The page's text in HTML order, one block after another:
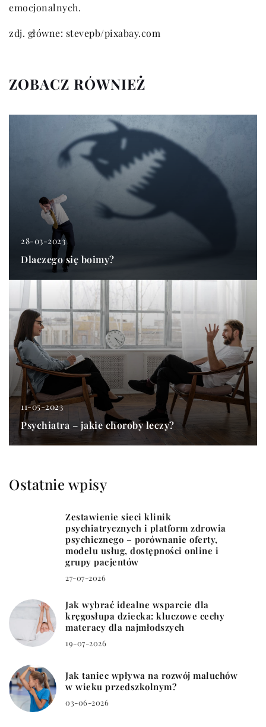
emocjonalnych.
zdj. główne: stevepb/pixabay.com
ZOBACZ RÓWNIEŻ
28-03-2023
Dlaczego się boimy?
11-05-2023
Psychiatra – jakie choroby leczy?
Ostatnie wpisy
Zestawienie sieci klinik
psychiatrycznych i platform zdrowia
psychicznego – porównanie oferty,
modelu usług, dostępności online i
grupy pacjentów
27-07-2026
Jak wybrać idealne wsparcie dla
kręgosłupa dziecka: kluczowe cechy
materacy dla najmłodszych
19-07-2026
Jak taniec wpływa na rozwój maluchów
w wieku przedszkolnym?
03-06-2026